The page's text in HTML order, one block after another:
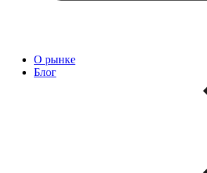
О рынке
Блог